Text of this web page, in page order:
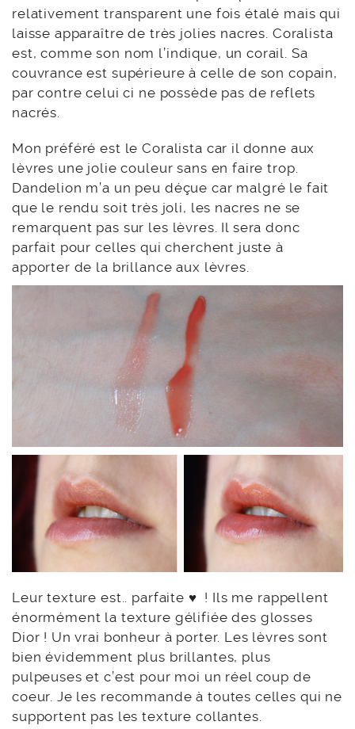
relativement transparent une fois étalé mais qui
laisse apparaître de très jolies nacres. Coralista
est, comme son nom l’indique, un corail. Sa
couvrance est supérieure à celle de son copain,
par contre celui ci ne possède pas de reflets
nacrés.
Mon préféré est le Coralista car il donne aux
lèvres une jolie couleur sans en faire trop.
Dandelion m’a un peu déçue car malgré le fait
que le rendu soit très joli, les nacres ne se
remarquent pas sur les lèvres. Il sera donc
parfait pour celles qui cherchent juste à
apporter de la brillance aux lèvres.
Leur texture est.. parfaite ♥ ! Ils me rappellent
énormément la texture gélifiée des glosses
Dior ! Un vrai bonheur à porter. Les lèvres sont
bien évidemment plus brillantes, plus
pulpeuses et c’est pour moi un réel coup de
coeur. Je les recommande à toutes celles qui ne
supportent pas les texture collantes.